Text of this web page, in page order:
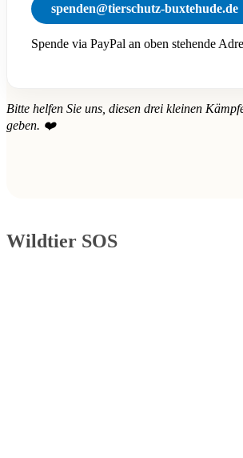
spenden@tierschutz-buxtehude.de
Spende via PayPal an oben stehende
Bitte helfen Sie uns, diesen drei kleinen
geben. ❤️
Wildtier SOS